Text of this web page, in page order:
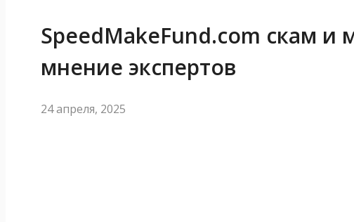
SpeedMakeFund.com скам
мнение экспертов
24 апреля, 2025